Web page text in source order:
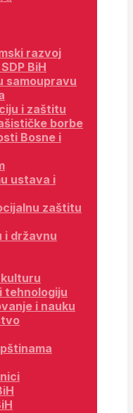
razvoj
BiH
samoupravu
i zaštitu
borbe
Bosne i
ustava i
zaštitu
i državnu
tehnologiju
i nauku